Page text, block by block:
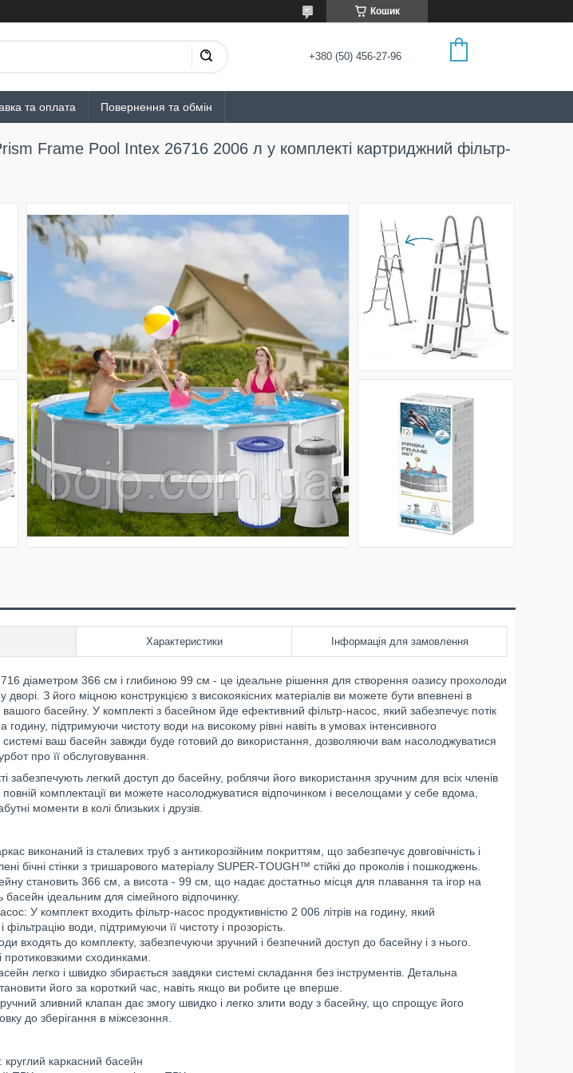
Кошик
+380 (50) 456-27-96
та оплата Повернення та обмін
Frame Pool Intex 26716 2006 л у комплекті картриджний фільтр-
Характеристики Інформація для замовлення
діаметром 366 см і глибиною 99 см - це ідеальне рішення для створення оазису прохолоди
дворі. З його міцною конструкцією з високоякісних матеріалів ви можете бути впевнені в
вашого басейну. У комплекті з басейном йде ефективний фільтр-насос, який забезпечує потік
годину, підтримуючи чистоту води на високому рівні навіть в умовах інтенсивного
системі ваш басейн завжди буде готовий до використання, дозволяючи вам насолоджуватися
про її обслуговування.
забезпечують легкий доступ до басейну, роблячи його використання зручним для всіх членів
комплектації ви можете насолоджуватися відпочинком і веселощами у себе вдома,
моменти в колі близьких і друзів.
виконаний із сталевих труб з антикорозійним покриттям, що забезпечує довговічність і
бічні стінки з тришарового матеріалу SUPER-TOUGH™ стійкі до проколів і пошкоджень.
становить 366 см, а висота - 99 см, що надає достатньо місця для плавання та ігор на
басейн ідеальним для сімейного відпочинку.
У комплект входить фільтр-насос продуктивністю 2 006 літрів на годину, який
води, підтримуючи її чистоту і прозорість.
входять до комплекту, забезпечуючи зручний і безпечний доступ до басейну і з нього.
протиковзкими сходинками.
легко і швидко збирається завдяки системі складання без інструментів. Детальна
його за короткий час, навіть якщо ви робите це вперше.
зливний клапан дає змогу швидко і легко злити воду з басейну, що спрощує його
до зберігання в міжсезоння.
каркасний басейн